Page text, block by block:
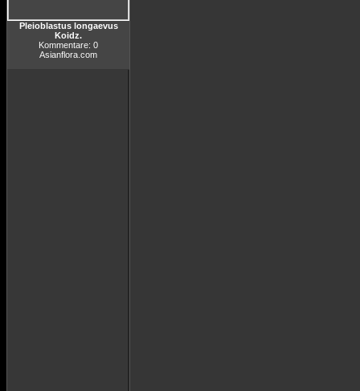
Pleioblastus longaevus
Koidz.
Kommentare: 0
Asianflora.com